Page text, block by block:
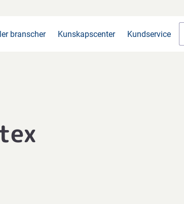
branscher Kunskapscenter Kundservice